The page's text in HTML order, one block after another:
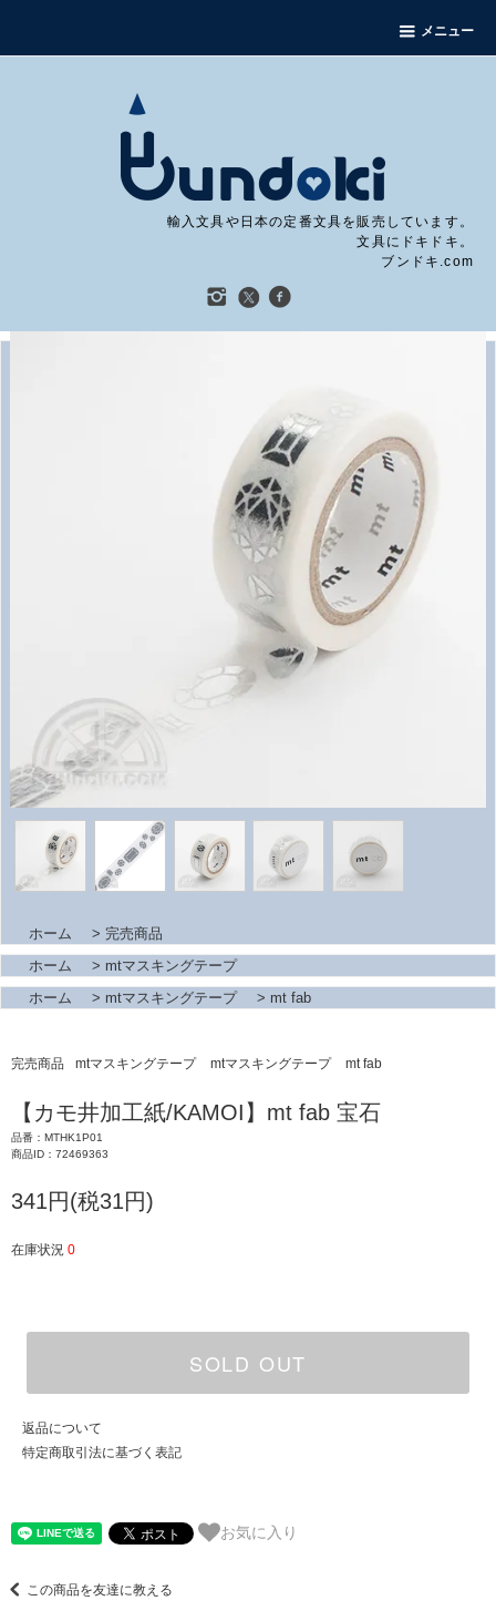
メニュー
輸入文具や日本の定番文具を販売しています。
文具にドキドキ。
ブンドキ.com
ホーム > 完売商品
ホーム
> mtマスキングテープ
ホーム
> mtマスキングテープ > mt fab
完売商品 mtマスキングテープ mtマスキングテープ mt fab
【カモ井加工紙/KAMOI】mt fab 宝石
品番：MTHK1P01
商品ID：72469363
341円(税31円)
在庫状況 0
SOLD OUT
返品について
特定商取引法に基づく表記
お気に入り
この商品を友達に教える